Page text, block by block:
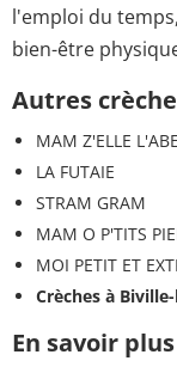
l'emploi du
bien-être
Autres
MAM Z'ELLE
LA FUTAIE
STRAM GRAM
MAM O P'TITS
MOI PETIT ET
Crèches à
En savoir